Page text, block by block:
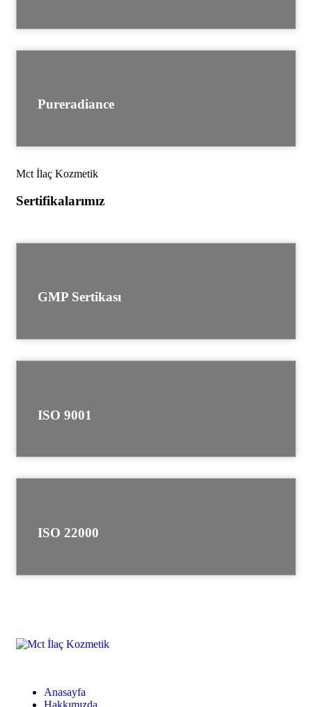
Pureradiance
Mct İlaç Kozmetik
Sertifikalarımız
GMP Sertikası
ISO 9001
ISO 22000
Anasayfa
Hakkımızda